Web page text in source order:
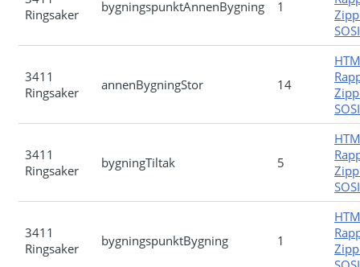
Ringsaker
bygningspunktAnnenBygning 1
3411
Ringsaker
annenBygningStor 14
3411
Ringsaker
bygningTiltak 5
3411
Ringsaker
bygningspunktBygning 1